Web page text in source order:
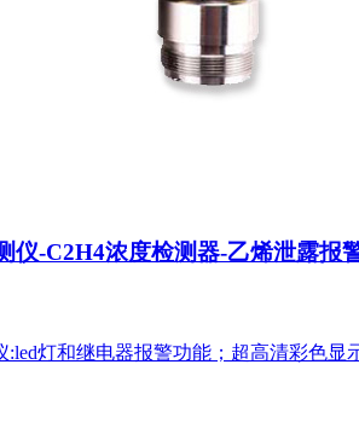
仪-C2H4浓度检测器-乙烯泄露报
:led灯和继电器报警功能；超高清彩色